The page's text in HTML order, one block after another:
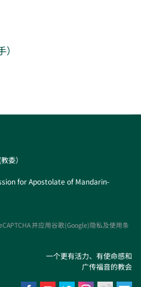
委）
for Apostolate of Mandarin-
并应用谷歌(Google)隐私及使用条
一个更有活力、有使命感和
广传福音的教会